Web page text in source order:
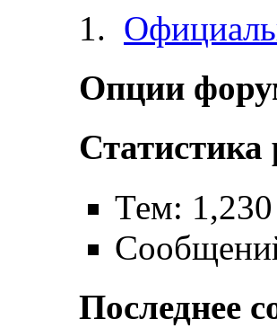
Опции
Статистика
Тем: 1,230
Последнее